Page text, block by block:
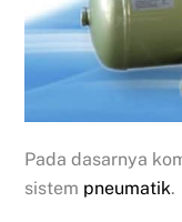
Pada dasarnya
sistem pneumatik.